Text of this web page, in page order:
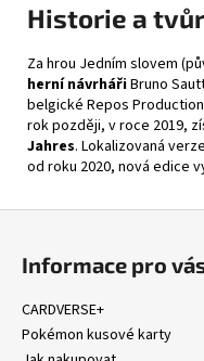
Historie a
Za hrou Jedním slovem
herní návrhářiBruno
belgické Repos Production
rok později, v roce 2019,
Jahres. Lokalizovaná
od roku 2020, nová edice
Informace pro
CARDVERSE+
Pokémon kusové karty